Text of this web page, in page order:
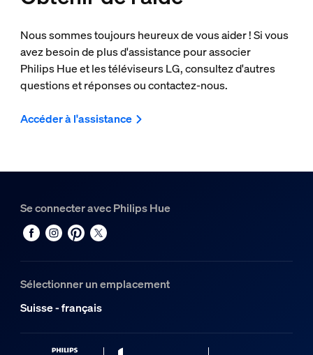
Nous sommes toujours heureux de vous aider ! Si vous
avez besoin de plus d'assistance pour associer
Philips Hue et les téléviseurs LG, consultez d'autres
questions et réponses ou contactez-nous.
Accéder à l'assistance
Se connecter avec Philips Hue
Sélectionner un emplacement
Suisse - français